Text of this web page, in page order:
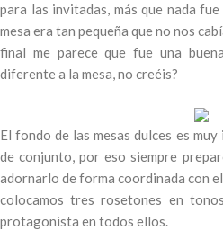
para las invitadas, más que nada
mesa era tan pequeña que no nos
final me parece que fue una
diferente a la mesa, no creéis?
El fondo de las mesas dulces es
de conjunto, por eso siempre
adornarlo de forma coordinada con
colocamos tres rosetones en
protagonista en todos ellos.